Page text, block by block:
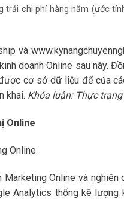
trải chi phí hàng năm (ước
và
doanh Online sau này.
cơ sở dữ liệu để của
khai. Khóa luận: Thực
Online
Online
Online và
Analytics thống kê lượng